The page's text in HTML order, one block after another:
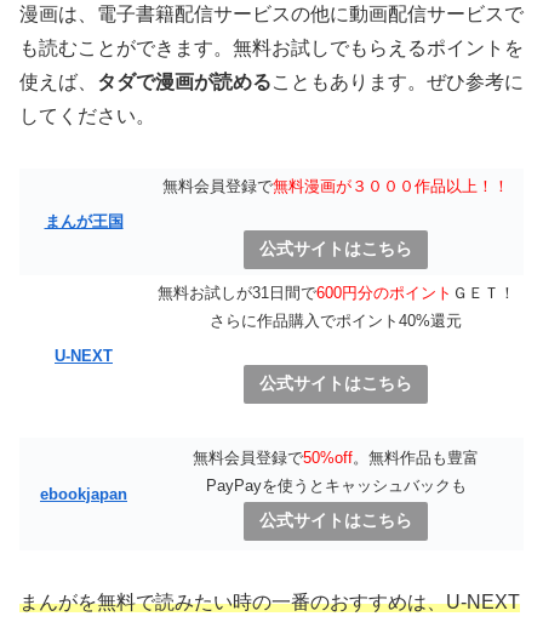
漫画は、電子書籍配信サービスの他に動画配信サービスで
も読むことができます。無料お試しでもらえるポイントを
使えば、 タダで漫画が読めることもあります。ぜひ参考に
してください。
まんが王国
無料会員登録で無料漫画が３０００作品以上！！
公式サイトはこちら
U-NEXT
無料お試しが31日間で600円分のポイント ＧＥＴ！
さらに作品購入でポイント40%還元
公式サイトはこちら
ebookjapan
無料会員登録で50%off。無料作品も豊富
PayPayを使うとキャッシュバックも
公式サイトはこちら
まんがを無料で読みたい時の一番のおすすめは、U-NEXT